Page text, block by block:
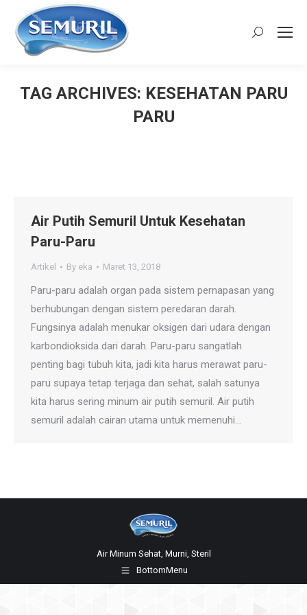
Search:
TAG ARCHIVES: KESEHATAN PARU
PARU
Air Putih Semuril Untuk Kesehatan
Paru-Paru
Artikel By eka Maret 13, 2018
Paru-paru adalah organ pada sistem pernapasan yang
berhubungan dengan sistem peredaran darah.
Fungsinya adalah menukar oksigen dari udara dengan
karbondioksida dari darah. Paru-paru sangatlah
penting bagi tubuh kita, jadi kita harus merawat paru-
paru supaya tetap terjaga dan sehat, salah satunya
kita harus sering minum air putih semuril. Air putih
semuril adalah cairan utama untuk memenuhi…
Air Minum Sehat, Murni, Steril
BottomMenu